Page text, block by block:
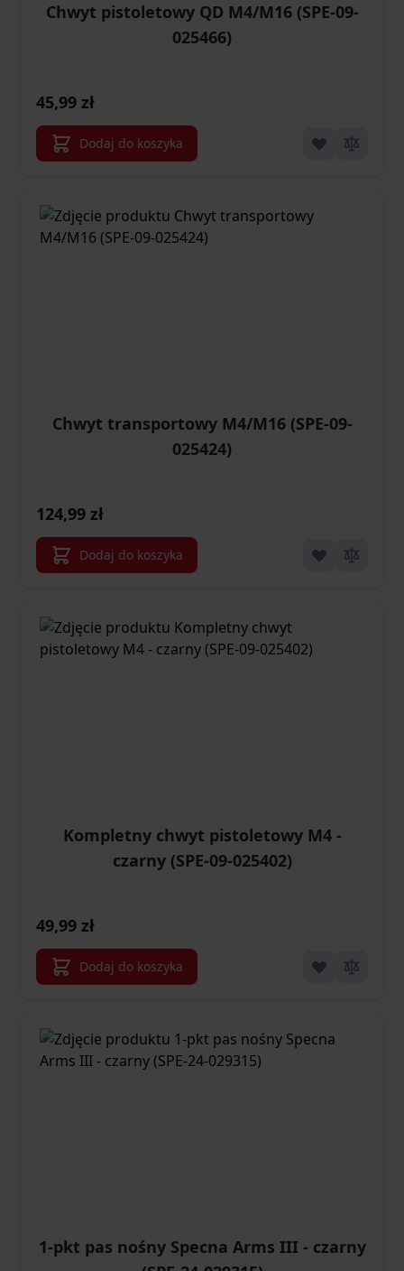
Chwyt pistoletowy QD M4/M16 (SPE-09-
025466)
45,99 zł
Dodaj do koszyka
Chwyt transportowy M4/M16 (SPE-09-
025424)
124,99 zł
Dodaj do koszyka
Kompletny chwyt pistoletowy M4 -
czarny (SPE-09-025402)
49,99 zł
Dodaj do koszyka
1-pkt pas nośny Specna Arms III - czarny